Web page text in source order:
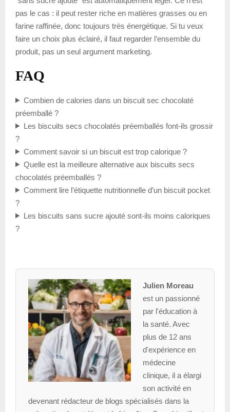
pas le cas : il peut rester riche en matières grasses ou en
farine raffinée, donc toujours très énergétique. Si tu veux
faire un choix plus éclairé, il faut regarder l’ensemble du
produit, pas un seul argument marketing.
FAQ
Combien de calories dans un biscuit sec chocolaté
préemballé ?
Les biscuits secs chocolatés préemballés font-ils grossir
?
Comment savoir si un biscuit est trop calorique ?
Quelle est la meilleure alternative aux biscuits secs
chocolatés préemballés ?
Comment lire l’étiquette nutritionnelle d’un biscuit pocket
?
Les biscuits sans sucre ajouté sont-ils moins caloriques
?
Julien Moreau
est un passionné
par l'éducation à
la santé. Avec
plus de 12 ans
d'expérience en
médecine
clinique, il a élargi
son activité en
devenant rédacteur de blogs spécialisés dans la